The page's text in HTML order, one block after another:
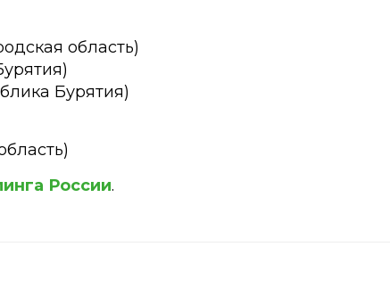
область)
Бурятия)
России.